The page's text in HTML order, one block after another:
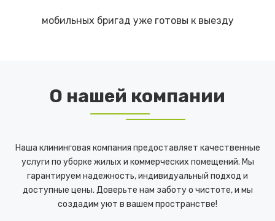
мобильных бригад уже готовы к выезду
О нашей компании
Наша клининговая компания предоставляет качественные
услуги по уборке жилых и коммерческих помещений. Мы
гарантируем надежность, индивидуальный подход и
доступные цены. Доверьте нам заботу о чистоте, и мы
создадим уют в вашем пространстве!